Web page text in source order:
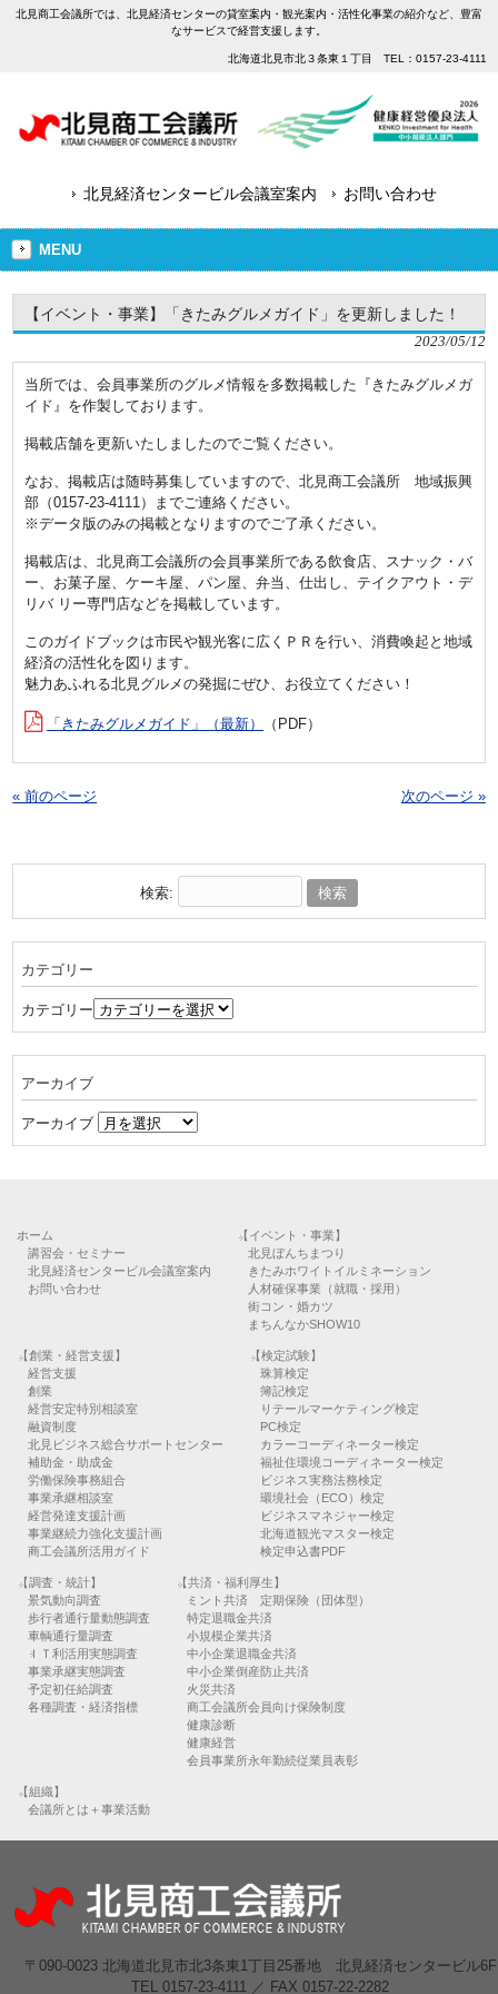
北見商工会議所では、北見経済センターの貸室案内・観光案内・活性化事業の紹介など、豊富
なサービスで経営支援します。
北海道北見市北３条東１丁目 TEL：0157-23-4111
北見経済センタービル会議室案内 お問い合わせ
MENU
【イベント・事業】「きたみグルメガイド」を更新しました！
2023/05/12
当所では、会員事業所のグルメ情報を多数掲載した『きたみグルメガ
イド』を作製しております。
掲載店舗を更新いたしましたのでご覧ください。
なお、掲載店は随時募集していますので、北見商工会議所 地域振興
部（0157-23-4111）までご連絡ください。
※データ版のみの掲載となりますのでご了承ください。
掲載店は、北見商工会議所の会員事業所である飲食店、スナック・バ
ー、お菓子屋、ケーキ屋、パン屋、弁当、仕出し、テイクアウト・デ
リバ リー専門店などを掲載しています。
このガイドブックは市民や観光客に広くＰＲを行い、消費喚起と地域
経済の活性化を図ります。
魅力あふれる北見グルメの発掘にぜひ、お役立てください！
「きたみグルメガイド」（最新） （PDF）
« 前のページ 次のページ »
検索:
カテゴリー
カテゴリー
アーカイブ
アーカイブ
ホーム
講習会・セミナー
北見経済センタービル会議室案内
お問い合わせ
【イベント・事業】
北見ぼんちまつり
きたみホワイトイルミネーション
人材確保事業（就職・採用）
街コン・婚カツ
まちんなかSHOW10
【創業・経営支援】
経営支援
創業
経営安定特別相談室
融資制度
北見ビジネス総合サポートセンター
補助金・助成金
労働保険事務組合
事業承継相談室
経営発達支援計画
事業継続力強化支援計画
商工会議所活用ガイド
【検定試験】
珠算検定
簿記検定
リテールマーケティング検定
PC検定
カラーコーディネーター検定
福祉住環境コーディネーター検定
ビジネス実務法務検定
環境社会（ECO）検定
ビジネスマネジャー検定
北海道観光マスター検定
検定申込書PDF
【調査・統計】
景気動向調査
歩行者通行量動態調査
車輌通行量調査
ＩＴ利活用実態調査
事業承継実態調査
予定初任給調査
各種調査・経済指標
【共済・福利厚生】
ミント共済 定期保険（団体型）
特定退職金共済
小規模企業共済
中小企業退職金共済
中小企業倒産防止共済
火災共済
商工会議所会員向け保険制度
健康診断
健康経営
会員事業所永年勤続従業員表彰
【組織】
会議所とは＋事業活動
〒090-0023 北海道北見市北3条東1丁目25番地 北見経済センタービル6F
TEL 0157-23-4111 ／ FAX 0157-22-2282